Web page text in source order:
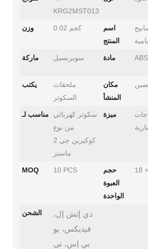
KRG2MST013
وزن 0.02 كجم
اسم
المنتج
ماركة سوبربسيل مادة ABS
يكتب
ملحقات
السكوتر
مكان
المنشأ
مناسب لـ
سكوتر كهربائي
من نوع
كوكيرين جي 2
ماستر
ميزة
MOQ 10 PCS
حجم
العبوة
الواحدة
الشحن
دي إتش إل،
فيديكس، يو
بي إس، تي